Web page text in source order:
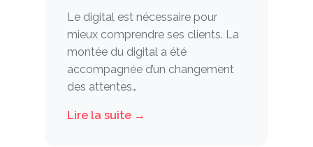
Le digital est nécessaire pour
mieux comprendre ses clients. La
montée du digital a été
accompagnée d’un changement
des attentes…
Lire la suite →